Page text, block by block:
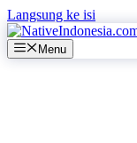
Langsung ke isi
Menu